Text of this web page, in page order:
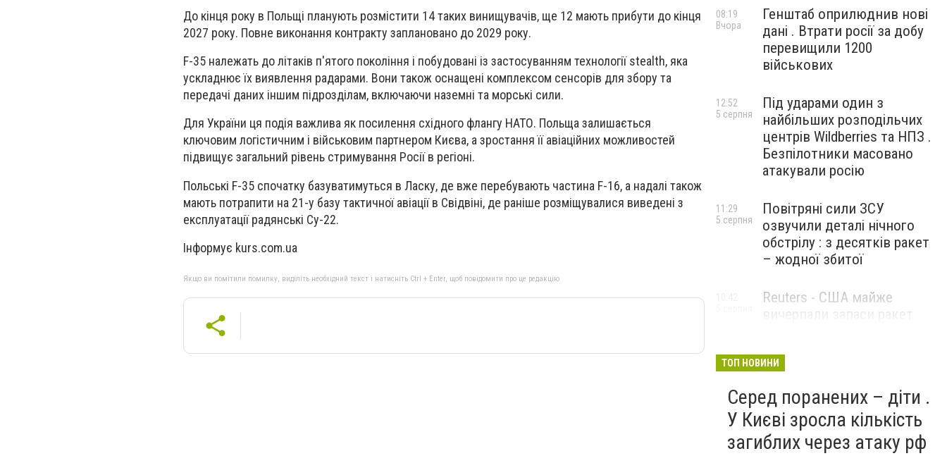
До кінця року в Польщі планують розмістити 14 таких винищувачів, ще 12 мають прибути до кінця
2027 року. Повне виконання контракту заплановано до 2029 року.
F-35 належать до літаків п'ятого покоління і побудовані із застосуванням технології stealth, яка
ускладнює їх виявлення радарами. Вони також оснащені комплексом сенсорів для збору та
передачі даних іншим підрозділам, включаючи наземні та морські сили.
Для України ця подія важлива як посилення східного флангу НАТО. Польща залишається
ключовим логістичним і військовим партнером Києва, а зростання її авіаційних можливостей
підвищує загальний рівень стримування Росії в регіоні.
Польські F-35 спочатку базуватимуться в Ласку, де вже перебувають частина F-16, а надалі також
мають потрапити на 21-у базу тактичної авіації в Свідвіні, де раніше розміщувалися виведені з
експлуатації радянські Су-22.
Інформує kurs.com.ua
Якщо ви помітили помилку, виділіть необхідний текст і натисніть Ctrl + Enter, щоб повідомити про це редакцію
Генштаб оприлюднив нові
дані . Втрати росії за добу
перевищили 1200
військових
08:19
Вчора
Під ударами один з
найбільших розподільчих
центрів Wildberries та НПЗ .
Безпілотники масовано
атакували росію
12:52
5 серпня
Повітряні сили ЗСУ
озвучили деталі нічного
обстрілу : з десятків ракет
– жодної збитої
11:29
5 серпня
Reuters - США майже
ТОП НОВИНИ
Серед поранених – діти .
У Києві зросла кількість
загиблих через атаку рф